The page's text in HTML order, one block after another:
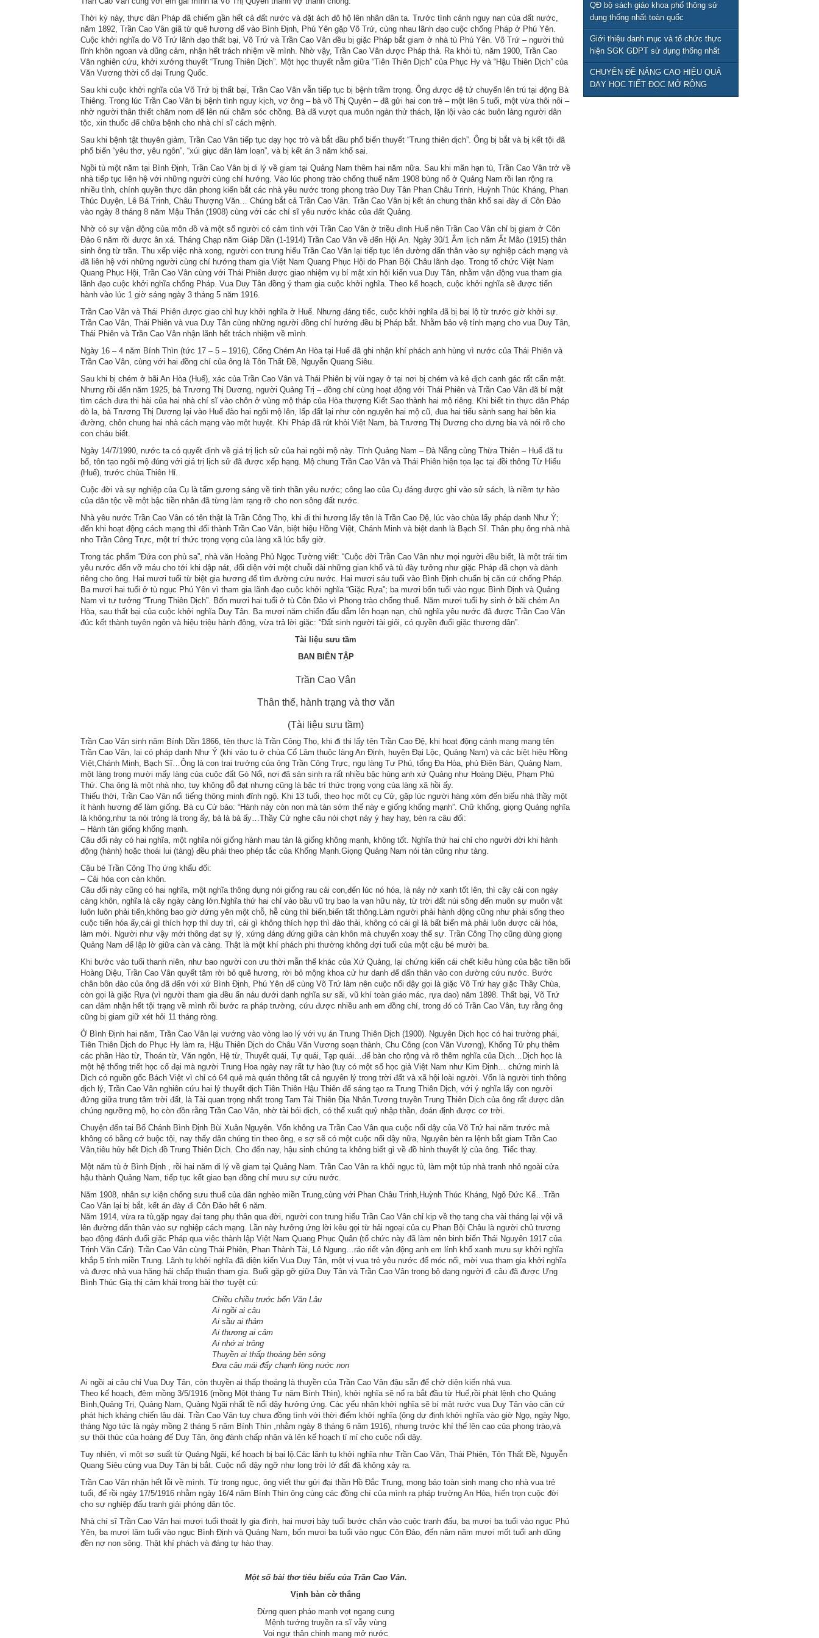
Thời kỳ này, thực dân Pháp đã chiếm gần hết cả đất nước và đặt ách đô hộ lên nhân dân ta. Trước tình cảnh nguy nan của đất nước,
năm 1892, Trần Cao Vân giã từ quê hương để vào Bình Định, Phú Yên gặp Võ Trứ, cùng nhau lãnh đạo cuộc chống Pháp ở Phú Yên.
Cuộc khởi nghĩa do Võ Trứ lãnh đạo thất bại, Võ Trứ và Trần Cao Vân đều bị giặc Pháp bắt giam ở nhà tù Phú Yên. Võ Trứ – người thủ
lĩnh khôn ngoan và dũng cảm, nhận hết trách nhiệm về mình. Nhờ vậy, Trần Cao Vân được Pháp thả. Ra khỏi tù, năm 1900, Trần Cao
Vân nghiên cứu, khởi xướng thuyết “Trung Thiên Dịch”. Một học thuyết nằm giữa “Tiên Thiên Dịch” của Phục Hy và “Hậu Thiên Dịch” của
Văn Vương thời cổ đại Trung Quốc.
Sau khi cuộc khởi nghĩa của Võ Trứ bị thất bại, Trần Cao Vân vẫn tiếp tục bị bệnh trầm trọng. Ông được đệ tử chuyển lên trú tại động Bà
Thiêng. Trong lúc Trần Cao Vân bị bệnh tình nguy kịch, vợ ông – bà võ Thị Quyên – đã gửi hai con trẻ – một lên 5 tuổi, một vừa thôi nôi –
nhờ người thân thiết chăm nom để lên núi chăm sóc chồng. Bà đã vượt qua muôn ngàn thử thách, lặn lội vào các buôn làng người dân
tộc, xin thuốc để chữa bệnh cho nhà chí sĩ cách mệnh.
Sau khi bệnh tật thuyên giảm, Trần Cao Vân tiếp tục dạy học trò và bắt đầu phổ biến thuyết “Trung thiên dịch”. Ông bị bắt và bị kết tội đã
phổ biến “yêu thơ, yêu ngôn”, “xúi giục dân làm loạn”, và bị kết án 3 năm khổ sai.
Ngồi tù một năm tại Bình Định, Trần Cao Vân bị di lý về giam tại Quảng Nam thêm hai năm nữa. Sau khi mãn hạn tù, Trần Cao Vân trở về
nhà tiếp tục liên hệ với những người cùng chí hướng. Vào lúc phong trào chống thuế năm 1908 bùng nổ ở Quảng Nam rồi lan rộng ra
nhiều tỉnh, chính quyền thực dân phong kiến bắt các nhà yêu nước trong phong trào Duy Tân Phan Châu Trinh, Huỳnh Thúc Kháng, Phan
Thúc Duyện, Lê Bá Trinh, Châu Thượng Văn… Chúng bắt cả Trần Cao Vân. Trần Cao Vân bị kết án chung thân khổ sai đày đi Côn Đảo
vào ngày 8 tháng 8 năm Mậu Thân (1908) cùng với các chí sĩ yêu nước khác của đất Quảng.
Nhờ có sự vận động của môn đồ và một số người có cảm tình với Trần Cao Vân ở triều đình Huế nên Trần Cao Vân chỉ bị giam ở Côn
Đảo 6 năm rồi được ân xá. Tháng Chạp năm Giáp Dần (1-1914) Trần Cao Vân về đến Hội An. Ngày 30/1 Âm lịch năm Ất Mão (1915) thân
sinh ông từ trần. Thu xếp việc nhà xong, người con trung hiếu Trần Cao Vân lại tiếp tục lên đường dấn thân vào sự nghiệp cách mạng và
đã liên hệ với những người cùng chí hướng tham gia Việt Nam Quang Phục Hội do Phan Bội Châu lãnh đạo. Trong tổ chức Việt Nam
Quang Phục Hội, Trần Cao Vân cùng với Thái Phiên được giao nhiệm vụ bí mật xin hội kiến vua Duy Tân, nhằm vận động vua tham gia
lãnh đạo cuộc khởi nghĩa chống Pháp. Vua Duy Tân đồng ý tham gia cuộc khởi nghĩa. Theo kế hoạch, cuộc khởi nghĩa sẽ được tiến
hành vào lúc 1 giờ sáng ngày 3 tháng 5 năm 1916.
Trần Cao Vân và Thái Phiên được giao chỉ huy khởi nghĩa ở Huế. Nhưng đáng tiếc, cuộc khởi nghĩa đã bị bại lộ từ trước giờ khởi sự.
Trần Cao Vân, Thái Phiên và vua Duy Tân cùng những người đồng chí hướng đều bị Pháp bắt. Nhằm bảo vệ tính mạng cho vua Duy Tân,
Thái Phiên và Trần Cao Vân nhận lãnh hết trách nhiệm về mình.
Ngày 16 – 4 năm Bính Thìn (tức 17 – 5 – 1916), Cổng Chém An Hòa tại Huế đã ghi nhận khí phách anh hùng vì nước của Thái Phiên và
Trần Cao Vân, cùng với hai đồng chí của ông là Tôn Thất Đề, Nguyễn Quang Siêu.
Sau khi bị chém ở bãi An Hòa (Huế), xác của Trần Cao Vân và Thái Phiên bị vùi ngay ở tại nơi bị chém và kẻ địch canh gác rất cẩn mật.
Nhưng rồi đến năm 1925, bà Trương Thị Dương, người Quảng Trị – đồng chí cùng hoạt động với Thái Phiên và Trần Cao Vân đã bí mật
tìm cách đưa thi hài của hai nhà chí sĩ vào chôn ở vùng mộ tháp của Hòa thượng Kiết Sao thành hai mộ riêng. Khi biết tin thực dân Pháp
dò la, bà Trương Thị Dương lại vào Huế đào hai ngôi mộ lên, lấp đất lại như còn nguyên hai mộ cũ, đua hai tiểu sành sang hai bên kia
đường, chôn chung hai nhà cách mạng vào một huyệt. Khi Pháp đã rút khỏi Việt Nam, bà Trương Thị Dương cho dựng bia và nói rõ cho
con cháu biết.
Ngày 14/7/1990, nước ta có quyết định về giá trị lịch sử của hai ngôi mộ này. Tỉnh Quảng Nam – Đà Nẵng cùng Thừa Thiên – Huế đã tu
bổ, tôn tạo ngôi mộ đúng với giá trị lịch sử đã được xếp hạng. Mộ chung Trần Cao Vân và Thái Phiên hiện tọa lạc tại đồi thông Từ Hiếu
(Huế), trước chùa Thiên Hỉ.
Cuộc đời và sự nghiệp của Cụ là tấm gương sáng về tinh thần yêu nước; công lao của Cụ đáng được ghi vào sử sách, là niềm tự hào
của dân tộc về một bậc tiền nhân đã từng làm rạng rỡ cho non sông đất nước.
Nhà yêu nước Trần Cao Vân có tên thật là Trần Công Thọ, khi đi thi hương lấy tên là Trần Cao Đệ, lúc vào chùa lấy pháp danh Như Ý;
đến khi hoạt động cách mạng thì đổi thành Trần Cao Vân, biệt hiệu Hồng Việt, Chánh Minh và biệt danh là Bạch Sĩ. Thân phụ ông nhà nhà
nho Trần Công Trực, một trí thức trọng vọng của làng xã lúc bấy giờ.
Trong tác phẩm “Đứa con phù sa”, nhà văn Hoàng Phủ Ngọc Tường viết: “Cuộc đời Trần Cao Vân như mọi người đều biết, là một trái tim
yêu nước đến vỡ máu cho tới khi dập nát, đối diện với một chuỗi dài những gian khổ và tù đày tưởng như giặc Pháp đã chọn và dành
riêng cho ông. Hai mươi tuổi từ biệt gia hương để tìm đường cứu nước. Hai mươi sáu tuổi vào Bình Định chuẩn bị căn cứ chống Pháp.
Ba mươi hai tuổi ở tù ngục Phú Yên vì tham gia lãnh đạo cuộc khởi nghĩa “Giặc Rựa”; ba mươi bốn tuổi vào ngục Bình Định và Quảng
Nam vì tư tưởng “Trung Thiên Dịch”. Bốn mươi hai tuổi ở tù Côn Đảo vì Phong trào chống thuế. Năm mươi tuổi hy sinh ở bãi chém An
Hòa, sau thất bại của cuộc khởi nghĩa Duy Tân. Ba mươi năm chiến đấu dẫm lên hoạn nạn, chủ nghĩa yêu nước đã được Trần Cao Vân
đúc kết thành tuyên ngôn và hiệu triệu hành động, vừa trả lời giặc: “Đất sinh người tài giỏi, có quyền đuổi giặc thương dân”.
Tài liệu sưu tầm
BAN BIÊN TẬP
Trần Cao Vân
Thân thế, hành trạng và thơ văn
(Tài liệu sưu tầm)
Trần Cao Vân sinh năm Bính Dần 1866, tên thực là Trần Công Thọ, khi đi thi lấy tên Trần Cao Đệ, khi hoạt động cánh mạng mang tên
Trần Cao Vân, lại có pháp danh Như Ý (khi vào tu ở chùa Cổ Lâm thuộc làng An Định, huyện Đại Lộc, Quảng Nam) và các biệt hiệu Hồng
Việt,Chánh Minh, Bạch Sĩ…Ông là con trai trưởng của ông Trần Công Trực, ngụ làng Tư Phú, tổng Đa Hòa, phủ Điện Bàn, Quảng Nam,
một làng trong mười mấy làng của cuộc đất Gò Nổi, nơi đã sản sinh ra rất nhiều bậc hùng anh xứ Quảng như Hoàng Diệu, Phạm Phú
Thứ. Cha ông là một nhà nho, tuy không đỗ đạt nhưng cũng là bậc trí thức trọng vọng của làng xã hồi ấy.
Thiếu thời, Trần Cao Vân nổi tiếng thông minh đĩnh ngộ. Khi 13 tuổi, theo học một cụ Cử, gặp lúc người hàng xóm đến biếu nhà thầy một
ít hành hương để làm giống. Bà cụ Cử bảo: “Hành này còn non mà tàn sớm thế này e giống khổng mạnh”. Chữ khổng, giọng Quảng nghĩa
là không,như ta nói trỏng là trong ấy, bả là bà ấy…Thầy Cử nghe câu nói chợt nảy ý hay hay, bèn ra câu đối:
– Hành tàn giống khổng mạnh.
Câu đối này có hai nghĩa, một nghĩa nói giống hành mau tàn là giống không mạnh, không tốt. Nghĩa thứ hai chỉ cho người đời khi hành
động (hành) hoặc thoái lui (tàng) đều phải theo phép tắc của Khổng Mạnh.Giọng Quảng Nam nói tàn cũng như tàng.
Cậu bé Trần Công Thọ ứng khẩu đối:
– Cải hóa con càn khôn.
Câu đối này cũng có hai nghĩa, một nghĩa thông dụng nói giống rau cải con,đến lúc nó hóa, là nảy nở xanh tốt lên, thì cây cải con ngày
càng khôn, nghĩa là cây ngày càng lớn.Nghĩa thứ hai chỉ vào bầu vũ trụ bao la vạn hữu này, từ trời đất núi sông đến muôn sự muôn vật
luôn luôn phải tiến,không bao giờ đứng yên một chỗ, hễ cùng thì biến,biến tất thông.Làm người phải hành động cũng như phải sống theo
cuộc tiến hóa ấy,cái gì thích hợp thì duy trì, cái gì không thích hợp thì đào thải, không có cái gì là bất biến mà phải luôn được cải hóa,
làm mới. Người như vậy mới thông đạt sự lý, xứng đáng đứng giữa càn khôn mà chuyển xoay thế sự. Trần Công Thọ cũng dùng giọng
Quảng Nam để lập lờ giữa càn và càng. Thật là một khí phách phi thường không đợi tuổi của một cậu bé mười ba.
Khi bước vào tuổi thanh niên, như bao người con ưu thời mẫn thế khác của Xứ Quảng, lại chứng kiến cái chết kiêu hùng của bậc tiền bối
Hoàng Diệu, Trần Cao Vân quyết tâm rời bỏ quê hương, rời bỏ mộng khoa cử hư danh để dấn thân vào con đường cứu nước. Bước
chân bôn đào của ông đã đến với xứ Bình Định, Phú Yên để cùng Võ Trứ làm nên cuộc nổi dậy gọi là giặc Võ Trứ hay giặc Thầy Chùa,
còn gọi là giặc Rựa (vì người tham gia đều ẩn náu dưới danh nghĩa sư sãi, vũ khí toàn giáo mác, rựa dao) năm 1898. Thất bại, Võ Trứ
can đảm nhận hết tội trạng về mình rồi bước ra pháp trường, cứu được nhiều anh em đồng chí, trong đó có Trần Cao Vân, tuy rằng ông
cũng bị giam giữ xét hỏi 11 tháng ròng.
Ở Bình Định hai năm, Trần Cao Vân lại vướng vào vòng lao lý với vụ án Trung Thiên Dịch (1900). Nguyên Dịch học có hai trường phái,
Tiên Thiên Dịch do Phục Hy làm ra, Hậu Thiên Dịch do Châu Văn Vương soạn thành, Chu Công (con Văn Vương), Khổng Tử phụ thêm
các phần Hào từ, Thoán từ, Văn ngôn, Hệ từ, Thuyết quái, Tự quái, Tạp quái…để bàn cho rộng và rõ thêm nghĩa của Dịch…Dịch học là
một hệ thống triết học cổ đại mà người Trung Hoa ngày nay rất tự hào (tuy có một số học giả Việt Nam như Kim Định… chứng minh là
Dịch có nguồn gốc Bách Việt vì chỉ có 64 quẻ mà quán thông tất cả nguyên lý trong trời đất và xã hội loài người. Vốn là người tinh thông
dịch lý, Trần Cao Vân nghiên cứu hai lý thuyết dịch Tiên Thiên Hậu Thiên để sáng tạo ra Trung Thiên Dịch, với ý nghĩa lấy con người
đứng giữa trung tâm trời đất, là Tài quan trọng nhất trong Tam Tài Thiên Địa Nhân.Tương truyền Trung Thiên Dịch của ông rất được dân
chúng ngưỡng mộ, họ còn đồn rằng Trần Cao Vân, nhờ tài bói dịch, có thể xuất quỷ nhập thần, đoán định được cơ trời.
Chuyện đến tai Bố Chánh Bình Định Bùi Xuân Nguyên. Vốn không ưa Trần Cao Vân qua cuộc nổi dậy của Võ Trứ hai năm trước mà
không có bằng cớ buộc tội, nay thấy dân chúng tin theo ông, e sợ sẽ có một cuộc nổi dậy nữa, Nguyên bèn ra lệnh bắt giam Trần Cao
Vân,tiêu hủy hết Dịch đồ Trung Thiên Dịch. Cho đến nay, hậu sinh chúng ta không biết gì về đồ hình thuyết lý của ông. Tiếc thay.
Một năm tù ở Bình Định , rồi hai năm di lý về giam tại Quảng Nam. Trần Cao Vân ra khỏi ngục tù, làm một túp nhà tranh nhỏ ngoài cửa
hậu thành Quảng Nam, tiếp tục kết giao bạn đồng chí mưu sự cứu nước.
Năm 1908, nhân sự kiện chống sưu thuế của dân nghèo miền Trung,cùng với Phan Châu Trinh,Huỳnh Thúc Kháng, Ngô Đức Kế…Trần
Cao Vân lại bị bắt, kết án đày đi Côn Đảo hết 6 năm.
Năm 1914, vừa ra tù,gặp ngay đại tang phụ thân qua đời, người con trung hiếu Trần Cao Vân chỉ kịp về thọ tang cha vài tháng lại vội vã
lên đường dấn thân vào sự nghiệp cách mạng. Lần này hưởng ứng lời kêu gọi từ hải ngoại của cụ Phan Bội Châu là người chủ trương
bạo động đánh đuổi giặc Pháp qua việc thành lập Việt Nam Quang Phục Quân (tổ chức này đã làm nên binh biến Thái Nguyên 1917 của
Trịnh Văn Cấn). Trần Cao Vân cùng Thái Phiên, Phan Thành Tài, Lê Ngung…ráo riết vận động anh em lính khố xanh mưu sự khởi nghĩa
khắp 5 tỉnh miền Trung. Lãnh tụ khởi nghĩa đã diện kiến Vua Duy Tân, một vị vua trẻ yêu nước để móc nối, mời vua tham gia khởi nghĩa
và được nhà vua hăng hái chấp thuận tham gia. Buổi gặp gỡ giữa Duy Tân và Trần Cao Vân trong bộ dạng người đi câu đã được Ưng
Bình Thúc Giạ thị cảm khái trong bài thơ tuyệt cú:
Chiều chiều trước bến Văn Lâu
Ai ngồi ai câu
Ai sầu ai thảm
Ai thương ai cảm
Ai nhớ ai trông
Thuyền ai thấp thoáng bên sông
Đưa câu mái đẩy chạnh lòng nước non
Ai ngồi ai câu chỉ Vua Duy Tân, còn thuyền ai thấp thoáng là thuyền của Trần Cao Vân đậu sẵn để chờ diện kiến nhà vua.
Theo kế hoạch, đêm mồng 3/5/1916 (mồng Một tháng Tư năm Bính Thìn), khởi nghĩa sẽ nổ ra bắt đầu từ Huế,rồi phát lệnh cho Quảng
Bình,Quảng Trị, Quảng Nam, Quảng Ngãi nhất tề nổi dậy hưởng ứng. Các yếu nhân khởi nghĩa sẽ bí mật rước vua Duy Tân vào căn cứ
phát hịch kháng chiến lâu dài. Trần Cao Vân tuy chưa đồng tình với thời điểm khởi nghĩa (ông dự định khởi nghĩa vào giờ Ngọ, ngày Ngọ,
tháng Ngọ tức là ngày mồng 2 tháng 5 năm Bính Thìn ,nhằm ngày 8 tháng 6 năm 1916), nhưng trước khí thế lên cao của phong trào,và
sự thôi thúc của hoàng đế Duy Tân, ông đành chấp nhận và lên kế hoạch tỉ mỉ cho cuộc nổi dậy.
Tuy nhiên, vì một sơ suất từ Quảng Ngãi, kế hoạch bị bại lộ.Các lãnh tụ khởi nghĩa như Trần Cao Vân, Thái Phiên, Tôn Thất Đề, Nguyễn
Quang Siêu cùng vua Duy Tân bị bắt. Cuộc nổi dậy ngỡ như long trời lở đất đã không xảy ra.
Trần Cao Vân nhận hết lỗi về mình. Từ trong ngục, ông viết thư gửi đại thần Hồ Đắc Trung, mong bảo toàn sinh mạng cho nhà vua trẻ
tuổi, để rồi ngày 17/5/1916 nhằm ngày 16/4 năm Bính Thìn ông cùng các đồng chí của mình ra pháp trường An Hòa, hiến trọn cuộc đời
cho sự nghiệp đấu tranh giải phóng dân tộc.
Nhà chí sĩ Trần Cao Vân hai mươi tuổi thoát ly gia đình, hai mươi bảy tuổi bước chân vào cuộc tranh đấu, ba mươi ba tuổi vào ngục Phú
Yên, ba mươi lăm tuổi vào ngục Bình Định và Quảng Nam, bốn mưoi ba tuổi vào ngục Côn Đảo, đến năm năm mươi mốt tuổi anh dũng
đền nợ non sông. Thật khí phách và đáng tự hào thay.
Một số bài thơ tiêu biểu của Trần Cao Vân.
Vịnh bàn cờ thắng
Đừng quen pháo mạnh vọt ngang cung
Mệnh tướng truyền ra sĩ vẫy vùng
Voi ngự thân chinh mang mở nước
QUA CHƠI Ở MÔN TIẾNG VIỆT
(11/04/2026)
QĐ bộ sách giáo khoa phổ thông sử
dụng thống nhất toàn quốc
Giới thiệu danh mục và tổ chức thực
hiện SGK GDPT sử dụng thống nhất
toàn quốc từ năm học 2026-2027
CHUYÊN ĐỀ NÂNG CAO HIỆU QUẢ
DẠY HỌC TIẾT ĐỌC MỞ RỘNG